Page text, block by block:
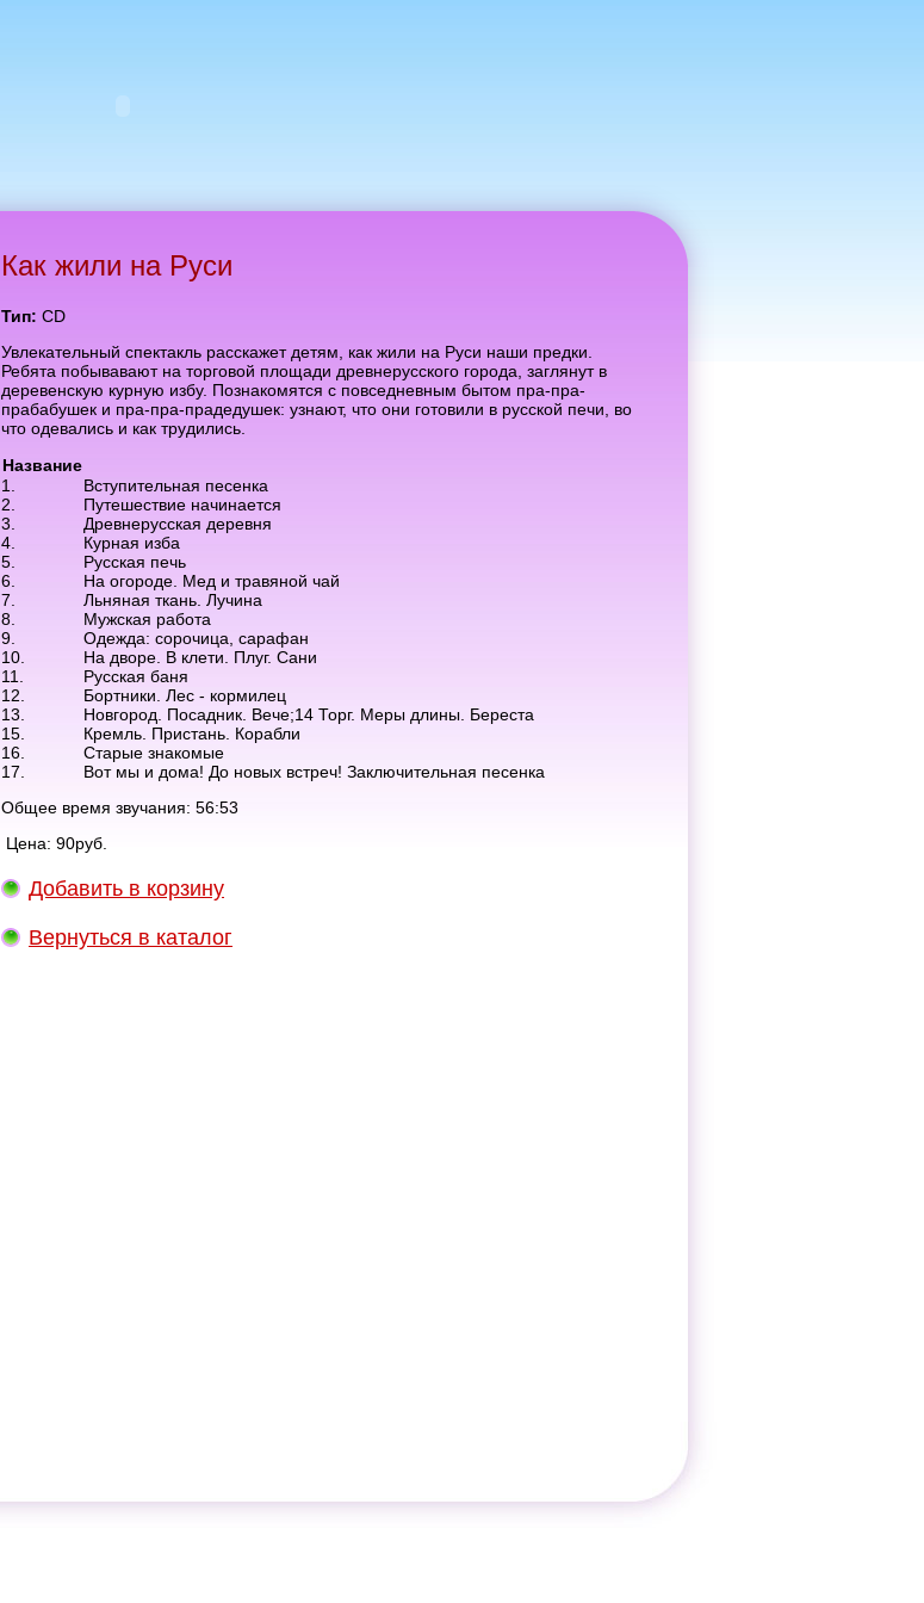
Как жили на Руси
Тип: CD
Увлекательный спектакль расскажет детям, как жили на Руси наши предки.
Ребята побывавают на торговой площади древнерусского города, заглянут в
деревенскую курную избу. Познакомятся с повседневным бытом пра-пра-
прабабушек и пра-пра-прадедушек: узнают, что они готовили в русской печи, во
что одевались и как трудились.
Название
1.
Вступительная песенка
2.
Путешествие начинается
3.
Древнерусская деревня
4.
Курная изба
5.
Русская печь
6.
На огороде. Мед и травяной чай
7.
Льняная ткань. Лучина
8.
Мужская работа
9.
Одежда: сорочица, сарафан
10.
На дворе. В клети. Плуг. Сани
11.
Русская баня
12.
Бортники. Лес - кормилец
13.
Новгород. Посадник. Вече;14 Торг. Меры длины. Береста
15.
Кремль. Пристань. Корабли
16.
Старые знакомые
17.
Вот мы и дома! До новых встреч! Заключительная песенка
Общее время звучания: 56:53
Цена: 90руб.
Добавить в корзину
Вернуться в каталог